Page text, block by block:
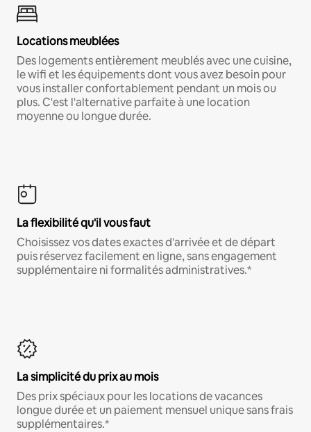
Locations meublées
Des logements entièrement meublés avec une cuisine,
le wifi et les équipements dont vous avez besoin pour
vous installer confortablement pendant un mois ou
plus. C'est l'alternative parfaite à une location
moyenne ou longue durée.
La flexibilité qu'il vous faut
Choisissez vos dates exactes d'arrivée et de départ
puis réservez facilement en ligne, sans engagement
supplémentaire ni formalités administratives.*
La simplicité du prix au mois
Des prix spéciaux pour les locations de vacances
longue durée et un paiement mensuel unique sans frais
supplémentaires.*